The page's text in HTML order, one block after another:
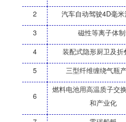
2
汽车自动驾驶4D毫
3
磁性等离子体
4
装配式隐形厨卫及折
5
三型纤维缠绕气瓶
6
燃料电池用高温质子交
和产业化